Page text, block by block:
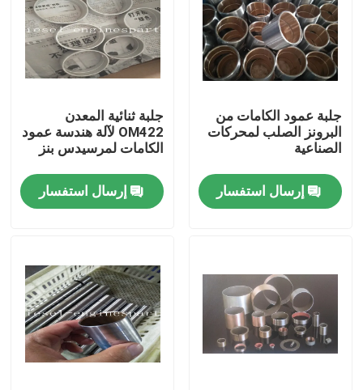
منزل
أشرطة فيديو
عرض الواقع الافتراضي
جلبة عمود الكامات من
البرونز الصلب لمحركات
الصناعية
إرسال استفسار
جلبة ثنائية المعدن
OM422 لآلة هندسة عمود
الكامات لمرسيدس بنز
إرسال استفسار